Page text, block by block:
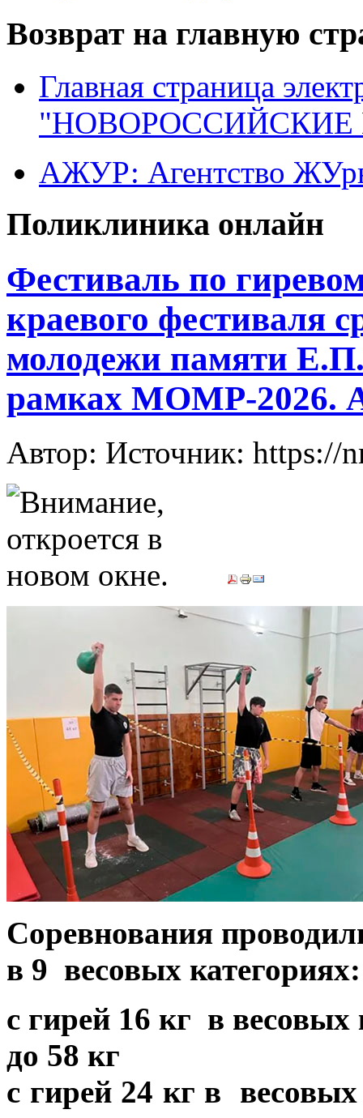
Возврат на главную
Главная страница
"НОВОРОССИЙСКИЕ
АЖУР: Агентство
Поликлиника онлайн
Фестиваль по
краевого фестиваля
молодежи памяти
рамках МОМР-2026.
Автор: Источник: https://
Соревнования
в 9 весовых
с гирей 16 кг в весовых
до 58 кг
с гирей 24 кг в весовых